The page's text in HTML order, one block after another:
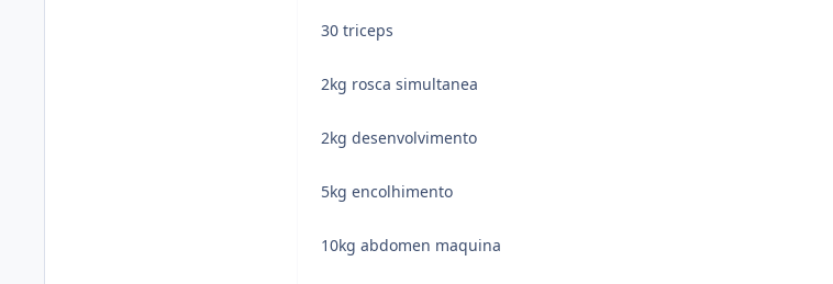
30 triceps
2kg rosca simultanea
2kg desenvolvimento
5kg encolhimento
10kg abdomen maquina